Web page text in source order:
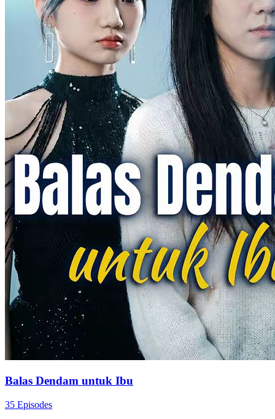
Balas Dendam untuk Ibu
35 Episodes